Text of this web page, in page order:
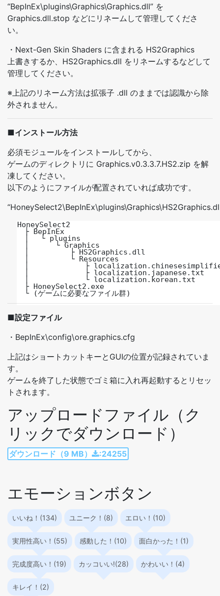
“BepInEx\plugins\Graphics\Graphics.dll” を
Graphics.dll.stop などにリネームして管理してくださ
い。
・Next-Gen Skin Shaders に含まれる HS2Graphics
上書きするか、HS2Graphics.dll をリネームするなどして
管理してください。
※上記のリネーム方法は拡張子 .dll のままでは認識から除
外されません。
■インストール方法
必須モジュールをインストールしてから、
ゲームのディレクトリに Graphics.v0.3.3.7.HS2.zip を解
凍してください。
以下のようにファイルが配置されていれば成功です。
HoneySelect2
├ BepInEx
│ 　└ plugins
│ 　　　└ Graphics
│ 　　　　　├ HS2Graphics.dll
│ 　　　　　└ Resources
│ 　　　　　　　├
│ 　　　　　　　├ localization.japanese.txt
│ 　　　　　　　└ localization.korean.txt
├ HoneySelect2.exe
└ (ゲームに必要なファイル群)
■設定ファイル
・BepInEx\config\ore.graphics.cfg
上記はショートカットキーとGUIの位置が記録されていま
す。
ゲームを終了した状態でゴミ箱に入れ再起動するとリセッ
トされます。
アップロードファイル（ク
リックでダウンロード）
ダウンロード（9 MB） :24255
エモーションボタン
いいね！(134) ユニーク！(8) エロい！(10)
実用性高い！(55) 感動した！(10) 面白かった！(1)
完成度高い！(19) カッコいい!(28) かわいい！(4)
キレイ！(2)